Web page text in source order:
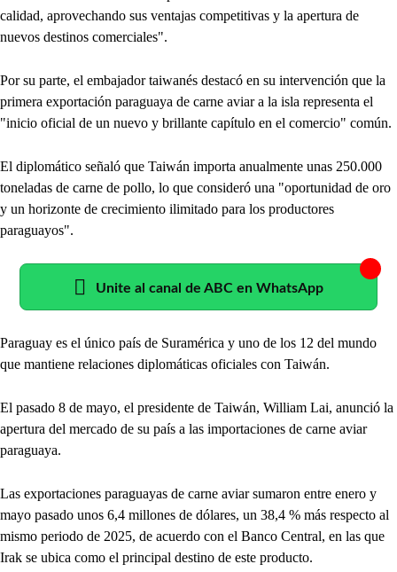
calidad, aprovechando sus ventajas competitivas y la apertura de
nuevos destinos comerciales".
Por su parte, el embajador taiwanés destacó en su intervención que la
primera exportación paraguaya de carne aviar a la isla representa el
"inicio oficial de un nuevo y brillante capítulo en el comercio" común.
El diplomático señaló que Taiwán importa anualmente unas 250.000
toneladas de carne de pollo, lo que consideró una "oportunidad de oro
y un horizonte de crecimiento ilimitado para los productores
paraguayos".
Unite al canal de ABC en WhatsApp
Paraguay es el único país de Suramérica y uno de los 12 del mundo
que mantiene relaciones diplomáticas oficiales con Taiwán.
El pasado 8 de mayo, el presidente de Taiwán, William Lai, anunció la
apertura del mercado de su país a las importaciones de carne aviar
paraguaya.
Las exportaciones paraguayas de carne aviar sumaron entre enero y
mayo pasado unos 6,4 millones de dólares, un 38,4 % más respecto al
mismo periodo de 2025, de acuerdo con el Banco Central, en las que
Irak se ubica como el principal destino de este producto.